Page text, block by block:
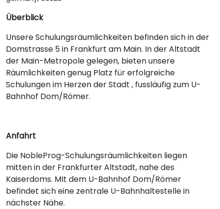
Überblick
Unsere Schulungsräumlichkeiten befinden sich in der
Domstrasse 5 in Frankfurt am Main. In der Altstadt
der Main-Metropole gelegen, bieten unsere
Räumlichkeiten genug Platz für erfolgreiche
Schulungen im Herzen der Stadt , fussläufig zum U-
Bahnhof Dom/Römer.
Anfahrt
Die NobleProg-Schulungsräumlichkeiten liegen
mitten in der Frankfurter Altstadt, nahe des
Kaiserdoms. MIt dem U-Bahnhof Dom/Römer
befindet sich eine zentrale U-Bahnhaltestelle in
nächster Nähe.